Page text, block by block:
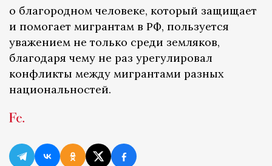
о благородном человеке, который защищает
и помогает мигрантам в РФ, пользуется
уважением не только среди земляков,
благодаря чему не раз урегулировал
конфликты между мигрантами разных
национальностей.